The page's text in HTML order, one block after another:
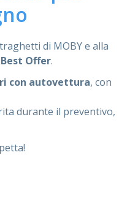
di MOBY e alla
Offer.
con autovettura, con
durante il preventivo,